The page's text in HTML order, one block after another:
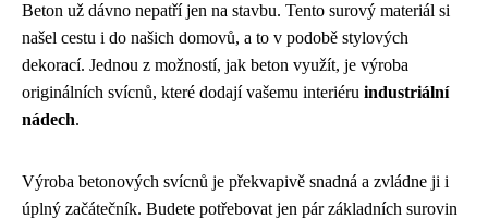
Beton už dávno nepatří jen na stavbu. Tento surový materiál si
našel cestu i do našich domovů, a to v podobě stylových
dekorací. Jednou z možností, jak beton využít, je výroba
originálních svícnů, které dodají vašemu interiéru industriální
nádech.
Výroba betonových svícnů je překvapivě snadná a zvládne ji i
úplný začátečník. Budete potřebovat jen pár základních surovin